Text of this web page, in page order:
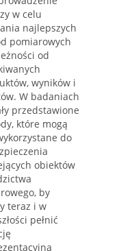
w celu
najlepszych
pomiarowych
od
wyników i
W badaniach
przedstawione
które mogą
do
obiektów
by
teraz i w
pełnić